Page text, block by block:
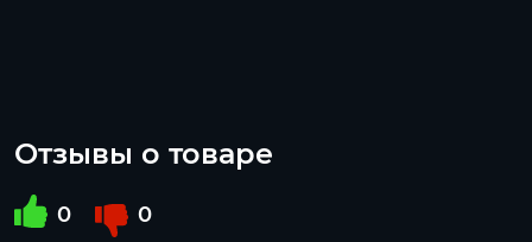
Отзывы о товаре
0 0